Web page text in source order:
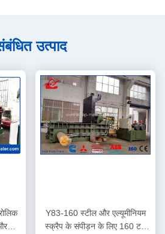
उत्पाद
Y83-160 स्टील और एल्यूमीनियम
स्क्रैप के संपीड़न के लिए 160 टन